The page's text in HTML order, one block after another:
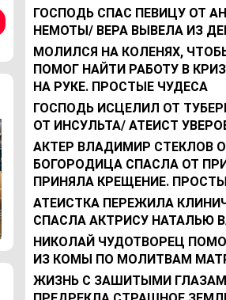
ГОСПОДЬ СПАС ПЕВИЦУ ОТ
НЕМОТЫ/ ВЕРА ВЫВЕЛА ИЗ
МОЛИЛСЯ НА КОЛЕНЯХ,
ПОМОГ НАЙТИ РАБОТУ В
НА РУКЕ. ПРОСТЫЕ ЧУДЕСА
ГОСПОДЬ ИСЦЕЛИЛ ОТ
ОТ ИНСУЛЬТА/ АТЕИСТ
АКТЕР ВЛАДИМИР СТЕКЛОВ
БОГОРОДИЦА СПАСЛА ОТ
ПРИНЯЛА КРЕЩЕНИЕ.
АТЕИСТКА ПЕРЕЖИЛА
СПАСЛА АКТРИСУ НАТАЛЬЮ
НИКОЛАЙ ЧУДОТВОРЕЦ
ИЗ КОМЫ ПО МОЛИТВАМ
ЖИЗНЬ С ЗАШИТЫМИ